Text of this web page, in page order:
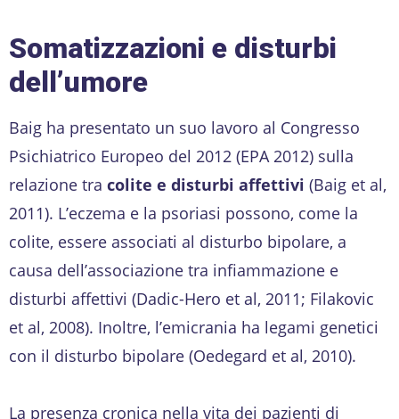
Somatizzazioni e disturbi
dell’umore
Baig ha presentato un suo lavoro al Congresso
Psichiatrico Europeo del 2012 (EPA 2012) sulla
relazione tra colite e disturbi affettivi (Baig et al,
2011). L’eczema e la psoriasi possono, come la
colite, essere associati al disturbo bipolare, a
causa dell’associazione tra infiammazione e
disturbi affettivi (Dadic-Hero et al, 2011; Filakovic
et al, 2008). Inoltre, l’emicrania ha legami genetici
con il disturbo bipolare (Oedegard et al, 2010).
La presenza cronica nella vita dei pazienti di